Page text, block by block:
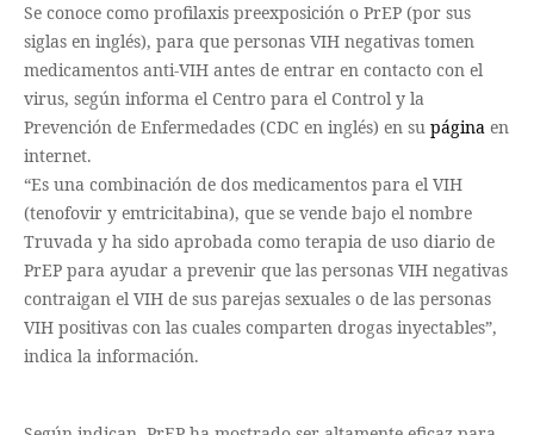
Se conoce como profilaxis preexposición o PrEP (por sus
siglas en inglés), para que personas VIH negativas tomen
medicamentos anti-VIH antes de entrar en contacto con el
virus, según informa el Centro para el Control y la
Prevención de Enfermedades (CDC en inglés) en su página en
internet.
“Es una combinación de dos medicamentos para el VIH
(tenofovir y emtricitabina), que se vende bajo el nombre
Truvada y ha sido aprobada como terapia de uso diario de
PrEP para ayudar a prevenir que las personas VIH negativas
contraigan el VIH de sus parejas sexuales o de las personas
VIH positivas con las cuales comparten drogas inyectables”,
indica la información.